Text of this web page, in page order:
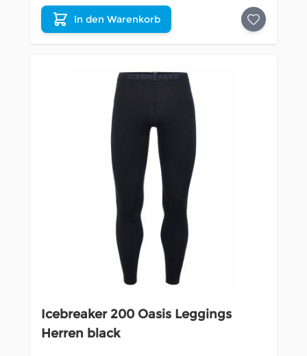
In den Warenkorb
Icebreaker 200 Oasis Leggings
Herren black